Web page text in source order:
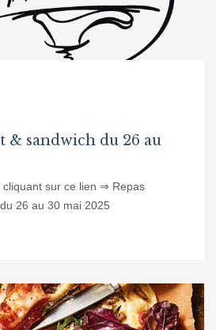
& sandwich du 26 au
cliquant sur ce lien ⇒ Repas
26 au 30 mai 2025